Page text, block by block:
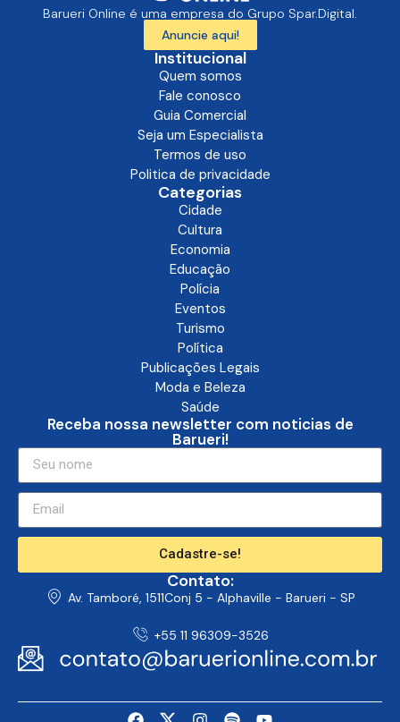
Barueri Online é uma empresa do Grupo Spar.Digital.
Anuncie aqui!
Institucional
Quem somos
Fale conosco
Guia Comercial
Seja um Especialista
Termos de uso
Politica de privacidade
Categorias
Cidade
Cultura
Economia
Educação
Polícia
Eventos
Turismo
Política
Publicações Legais
Moda e Beleza
Saúde
Receba nossa newsletter com noticias de
Barueri!
Cadastre-se!
Contato:
Av. Tamboré, 1511Conj 5 - Alphaville - Barueri - SP
+55 11 96309-3526